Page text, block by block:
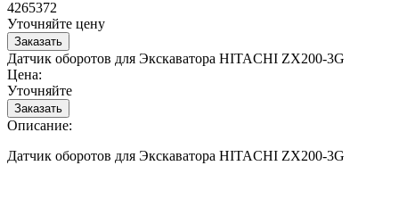
4265372
Уточняйте цену
Датчик оборотов для Экскаватора HITACHI ZX200-3G
Цена:
Уточняйте
Описание:
Датчик оборотов для Экскаватора HITACHI ZX200-3G